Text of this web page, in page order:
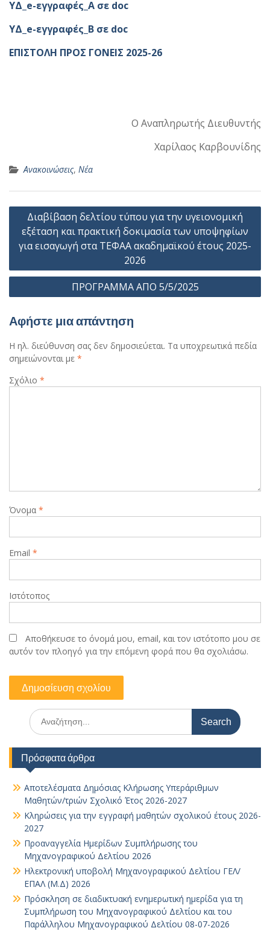
ΥΔ_e-εγγραφές_Α σε doc
ΥΔ_e-εγγραφές_Β σε doc
ΕΠΙΣΤΟΛΗ ΠΡΟΣ ΓΟΝΕΙΣ 2025-26
Ο Αναπληρωτής Διευθυντής
Χαρίλαος Καρβουνίδης
Ανακοινώσεις, Νέα
Πλοήγηση
άρθρων
Διαβίβαση δελτίου τύπου για την υγειονομική
εξέταση και πρακτική δοκιμασία των υποψηφίων
για εισαγωγή στα ΤΕΦΑΑ ακαδημαϊκού έτους 2025-
2026
ΠΡΟΓΡΑΜΜΑ ΑΠΟ 5/5/2025
Αφήστε μια απάντηση
Η ηλ. διεύθυνση σας δεν δημοσιεύεται. Τα υποχρεωτικά πεδία
σημειώνονται με *
Σχόλιο *
Όνομα *
Email *
Ιστότοπος
Αποθήκευσε το όνομά μου, email, και τον ιστότοπο μου σε
αυτόν τον πλοηγό για την επόμενη φορά που θα σχολιάσω.
Search
for:
Πρόσφατα άρθρα
Αποτελέσματα Δημόσιας Κλήρωσης Υπεράριθμων
Μαθητών/τριών Σχολικό Έτος 2026-2027
Κληρώσεις για την εγγραφή μαθητών σχολικού έτους 2026-
2027
Προαναγγελία Ημερίδων Συμπλήρωσης του
Μηχανογραφικού Δελτίου 2026
Ηλεκτρονική υποβολή Μηχανογραφικού Δελτίου ΓΕΛ/
ΕΠΑΛ (Μ.Δ) 2026
Πρόσκληση σε διαδικτυακή ενημερωτική ημερίδα για τη
Συμπλήρωση του Μηχανογραφικού Δελτίου και του
Παράλληλου Μηχανογραφικού Δελτίου 08-07-2026